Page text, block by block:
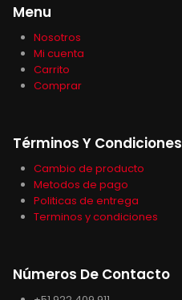
Menu
Nosotros
Mi cuenta
Carrito
Comprar
Términos Y Condiciones
Cambio de producto
Metodos de pago
Politicas de entrega
Terminos y condiciones
Números De Contacto